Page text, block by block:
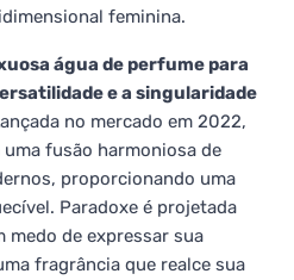
feminina.
água de perfume para
e a singularidade
no mercado em 2022,
fusão harmoniosa de
proporcionando uma
Paradoxe é projetada
medo de expressar sua
fragrância que realce sua